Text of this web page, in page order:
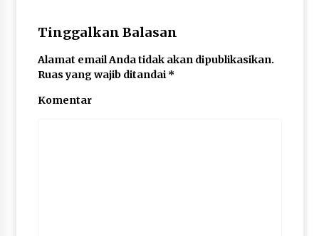
Tinggalkan Balasan
Alamat email Anda tidak akan dipublikasikan.
Ruas yang wajib ditandai *
Komentar